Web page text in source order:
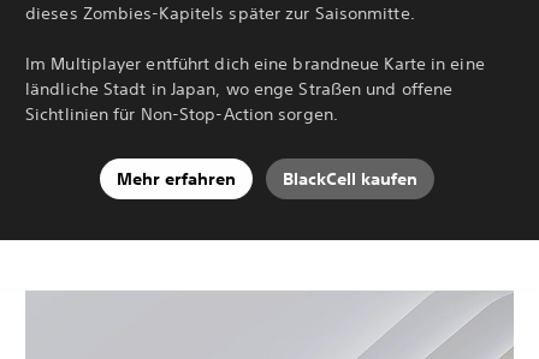
dieses Zombies-Kapitels später zur Saisonmitte.
Im Multiplayer entführt dich eine brandneue Karte in eine
ländliche Stadt in Japan, wo enge Straßen und offene
Sichtlinien für Non-Stop-Action sorgen.
Mehr erfahren BlackCell kaufen